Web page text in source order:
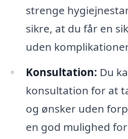
strenge
sikre, at du får en
uden
Konsultation: Du
konsultation for at
og ønsker uden
en god mulighed